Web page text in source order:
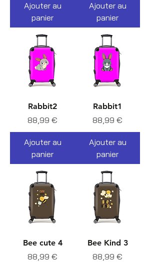
Ajouter au
panier
Ajouter au
panier
Rabbit2
Prix
88,99 €
Ajouter au
panier
Rabbit1
Prix
88,99 €
Ajouter au
panier
Bee cute 4
Prix
88,99 €
Bee Kind 3
Prix
88,99 €